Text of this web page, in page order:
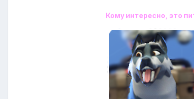
Кому интересно, это